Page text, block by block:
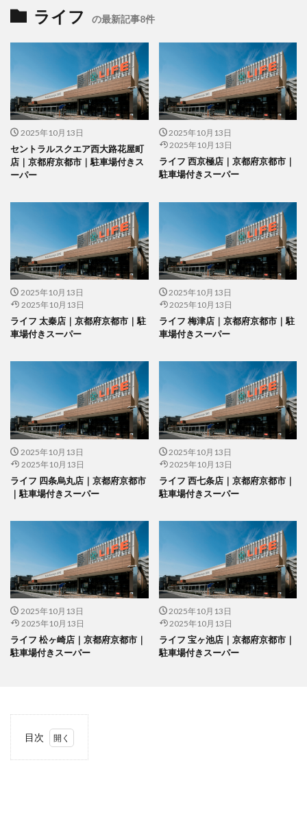
ライフ の最新記事8件
2025年10月13日
セントラルスクエア西大路花屋町
店｜京都府京都市｜駐車場付きス
ーパー
2025年10月13日
2025年10月13日
ライフ 西京極店｜京都府京都市｜
駐車場付きスーパー
2025年10月13日
2025年10月13日
ライフ 太秦店｜京都府京都市｜駐
車場付きスーパー
2025年10月13日
2025年10月13日
ライフ 梅津店｜京都府京都市｜駐
車場付きスーパー
2025年10月13日
2025年10月13日
ライフ 四条烏丸店｜京都府京都市
｜駐車場付きスーパー
2025年10月13日
2025年10月13日
ライフ 西七条店｜京都府京都市｜
駐車場付きスーパー
2025年10月13日
2025年10月13日
ライフ 松ヶ崎店｜京都府京都市｜
駐車場付きスーパー
2025年10月13日
2025年10月13日
ライフ 宝ヶ池店｜京都府京都市｜
駐車場付きスーパー
目次